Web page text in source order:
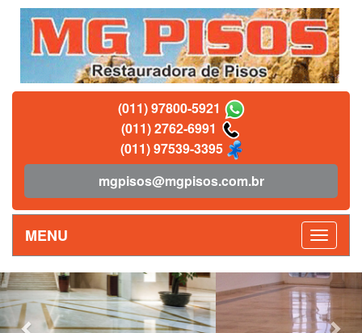
(011) 97800-5921
(011) 2762-6991
(011) 97539-3395
mgpisos@mgpisos.com.br
MENU
Previous